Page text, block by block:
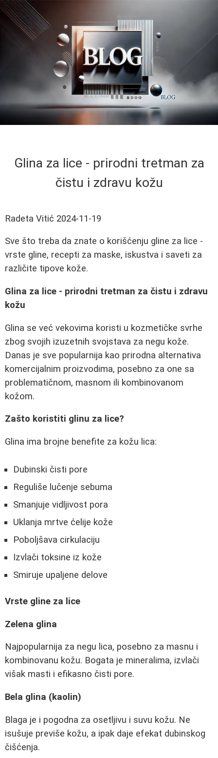
Glina za lice - prirodni tretman za
čistu i zdravu kožu
Radeta Vitić 2024-11-19
Sve što treba da znate o korišćenju gline za lice -
vrste gline, recepti za maske, iskustva i saveti za
različite tipove kože.
Glina za lice - prirodni tretman za čistu i zdravu
kožu
Glina se već vekovima koristi u kozmetičke svrhe
zbog svojih izuzetnih svojstava za negu kože.
Danas je sve popularnija kao prirodna alternativa
komercijalnim proizvodima, posebno za one sa
problematičnom, masnom ili kombinovanom
kožom.
Zašto koristiti glinu za lice?
Glina ima brojne benefite za kožu lica:
Dubinski čisti pore
Reguliše lučenje sebuma
Smanjuje vidljivost pora
Uklanja mrtve ćelije kože
Poboljšava cirkulaciju
Izvlači toksine iz kože
Smiruje upaljene delove
Vrste gline za lice
Zelena glina
Najpopularnija za negu lica, posebno za masnu i
kombinovanu kožu. Bogata je mineralima, izvlači
višak masti i efikasno čisti pore.
Bela glina (kaolin)
Blaga je i pogodna za osetljivu i suvu kožu. Ne
isušuje previše kožu, a ipak daje efekat dubinskog
čišćenja.